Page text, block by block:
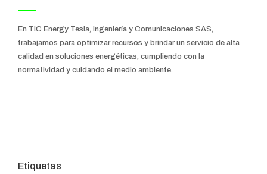
En TIC Energy Tesla, Ingeniería y Comunicaciones SAS,
trabajamos para optimizar recursos y brindar un servicio de alta
calidad en soluciones energéticas, cumpliendo con la
normatividad y cuidando el medio ambiente.
Etiquetas